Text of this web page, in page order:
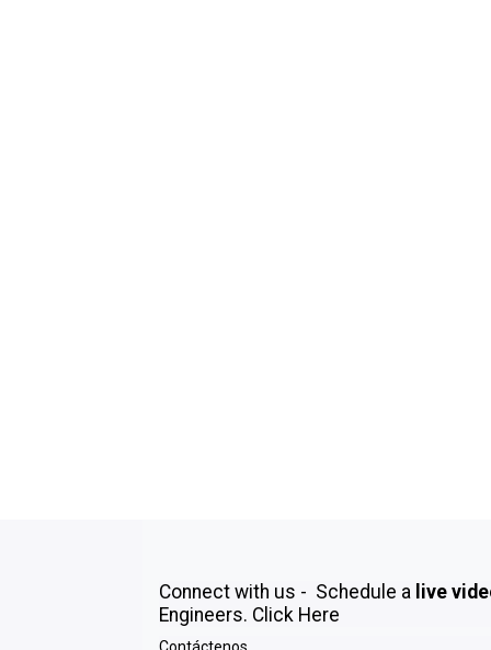
Connect with us - Schedule a live
Engineers. Click Here